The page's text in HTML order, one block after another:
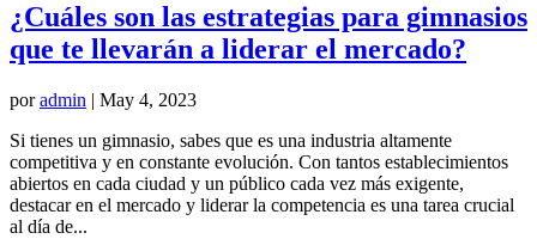
¿Cuáles son las estrategias para gimnasios
que te llevarán a liderar el mercado?
poradmin | May 4, 2023
Si tienes un gimnasio, sabes que es una industria altamente
competitiva y en constante evolución. Con tantos establecimientos
abiertos en cada ciudad y un público cada vez más exigente,
destacar en el mercado y liderar la competencia es una tarea crucial
al día de...